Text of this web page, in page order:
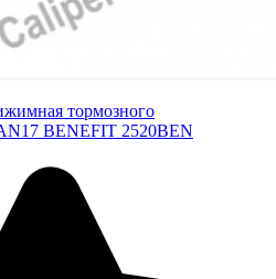
тормозного
BENEFIT 2520BEN